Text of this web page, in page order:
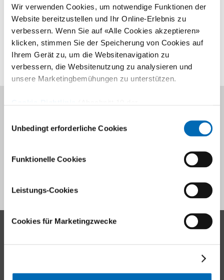
Wir verwenden Cookies, um notwendige Funktionen der
Website bereitzustellen und Ihr Online-Erlebnis zu
verbessern. Wenn Sie auf «Alle Cookies akzeptieren»
klicken, stimmen Sie der Speicherung von Cookies auf
Ihrem Gerät zu, um die Websitenavigation zu
verbessern, die Websitenutzung zu analysieren und
unsere Marketingbemühungen zu unterstützen.
Unbedingt erforderliche Cookies
Funktionelle Cookies
Leistungs-Cookies
Cookies für Marketingzwecke
+41 44 386 11 11
E-Mail
Unsere Ärzte A bis Z
8008 Zürich